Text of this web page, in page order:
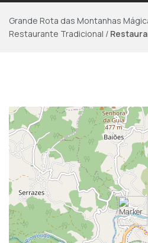
Grande Rota das Montanhas
Restaurante Tradicional /